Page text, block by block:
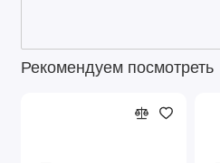
Рекомендуем посмотреть